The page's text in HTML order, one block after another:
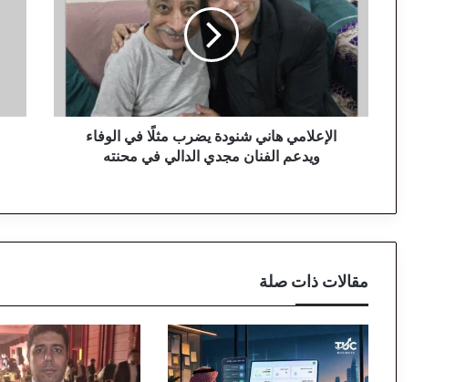
ه
ن
ي
ض
ر
ب
م
الإعلامي هاني شنودة يضرب مثلًا في الوفاء
ويدعم الفنان مجدي الدالي في محنته
ل
خ
م
ح
م
د
مقالات ذات صلة